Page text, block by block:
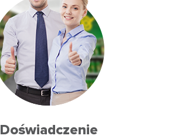
Doświadczenie